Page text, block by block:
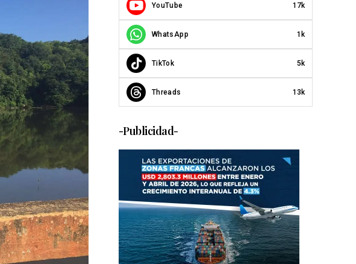
YouTube 17k
WhatsApp 1k
TikTok 5k
Threads 13k
-Publicidad-